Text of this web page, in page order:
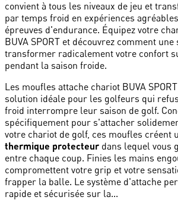
convient à tous les niveaux de jeu et
par temps froid en expériences
épreuves d'endurance. Équipez votre
BUVA SPORT et découvrez comment
transformer radicalement votre confort
pendant la saison froide.
Les moufles attache chariot BUVA
solution idéale pour les golfeurs qui
froid interrompre leur saison de golf.
spécifiquement pour s'attacher
votre chariot de golf, ces moufles créent
thermique protecteur dans lequel vous
entre chaque coup. Finies les mains
compromettent votre grip et votre
frapper la balle. Le système d'attache
rapide et sécurisée sur la...